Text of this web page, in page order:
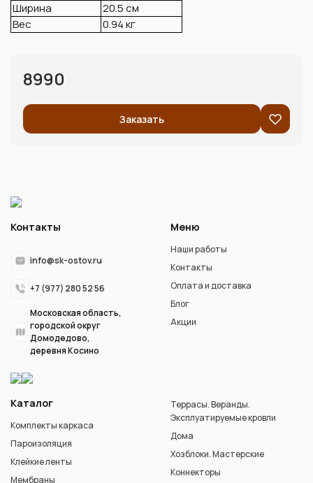
Ширина
20.5 см
Вес
0.94 кг
8990
Заказать
Меню
Наши работы
Контакты
Оплата и доставка
Блог
Акции
Каталог
Комплекты каркаса
Пароизоляция
Клейкие ленты
Мембраны
Террасы. Веранды.
Эксплуатируемые кровли
Дома
Хозблоки. Мастерские
Коннекторы
Контакты
info@sk-ostov.ru
+7 (977) 280 52 56
Московская область,
городской округ
Домодедово,
деревня Косино